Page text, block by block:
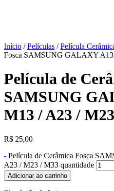
Início /Películas /Película
Fosca SAMSUNG GALAXY
Película de
SAMSUNG
M13 / A23 /
R$ 25,00
- Película de Cerâmica Fosca
A23 / M23 / M33 quantidade
Adicionar ao carrinho